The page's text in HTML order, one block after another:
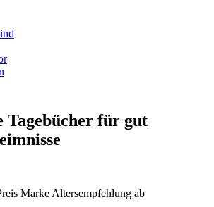
Tagebücher für gut
Marke Altersempfehlung ab